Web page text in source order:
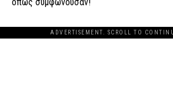
όπως συμφωνούσαν!
ADVERTISEMENT. SCROLL TO